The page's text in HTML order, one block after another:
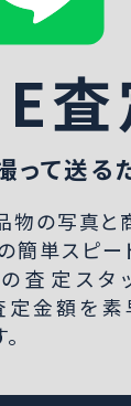
査
って送る
物の写真と
簡単スピー
査定スタ
金額を素